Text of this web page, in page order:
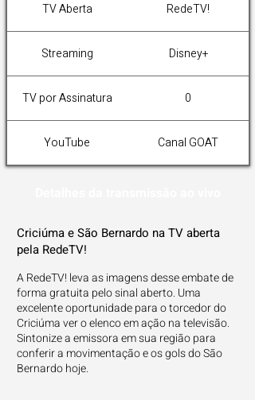
TV Aberta RedeTV!
Streaming Disney+
TV por Assinatura 0
YouTube Canal GOAT
Criciúma e São Bernardo na TV aberta
pela RedeTV!
A RedeTV! leva as imagens desse embate de
forma gratuita pelo sinal aberto. Uma
excelente oportunidade para o torcedor do
Criciúma ver o elenco em ação na televisão.
Sintonize a emissora em sua região para
conferir a movimentação e os gols do São
Bernardo hoje.